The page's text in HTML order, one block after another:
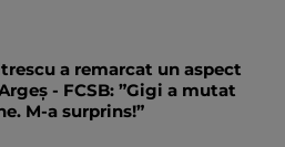
a remarcat un aspect
- FCSB: ”Gigi a mutat
M-a surprins!”